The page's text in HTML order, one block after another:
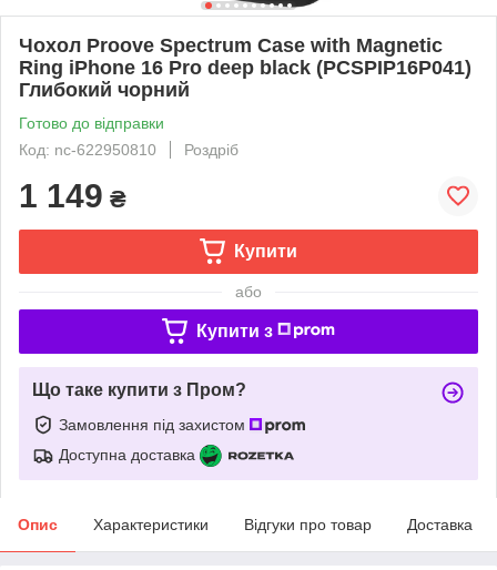
Чохол Proove Spectrum Case with Magnetic
Ring iPhone 16 Pro deep black (PCSPIP16P041)
Глибокий чорний
Готово до відправки
Код: nc-622950810
Роздріб
1 149 ₴
Купити
або
Купити з
Що таке купити з Пром?
Замовлення під захистом
Доступна доставка
Опис Характеристики Відгуки про товар Доставка